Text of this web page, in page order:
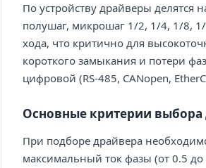
По устройству драйверы
полушаг, микрошаг 1/2, 1/4, 1/8,
хода, что критично для
короткого замыкания и потери
цифровой (RS-485, CANopen,
Основные критерии выбора
При подборе драйвера
максимальный ток фазы (от 0.5